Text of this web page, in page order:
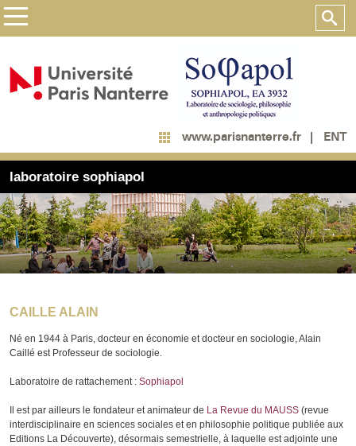
www.parisnanterre.fr ENT
laboratoire sophiapol
CAILLE ALAIN
Né en 1944 à Paris, docteur en économie et docteur en sociologie, Alain
Caillé est Professeur de sociologie.
Laboratoire de rattachement : Sophiapol
Il est par ailleurs le fondateur et animateur de La Revue du MAUSS (revue
interdisciplinaire en sciences sociales et en philosophie politique publiée aux
Editions La Découverte), désormais semestrielle, à laquelle est adjointe une